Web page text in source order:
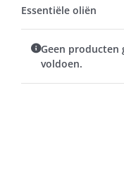
Essentiële oliën
Geen producten
voldoen.